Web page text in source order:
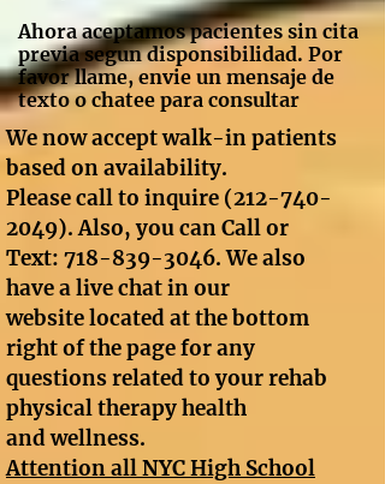
Ahora aceptamos pacientes sin cita
previa segun disponsibilidad. Por
favor llame, envie un mensaje de
texto o chatee para consultar
We now accept walk-in patients
based on availability.
Please call to inquire (212-740-
2049). Also, you can Call or
Text: 718-839-3046. We also
have a live chat in our
website located at the bottom
right of the page for any
questions related to your rehab
physical therapy health
and wellness.
Attention all NYC High School